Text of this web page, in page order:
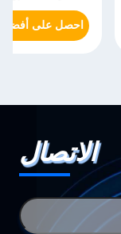
احصل على
الاتصال